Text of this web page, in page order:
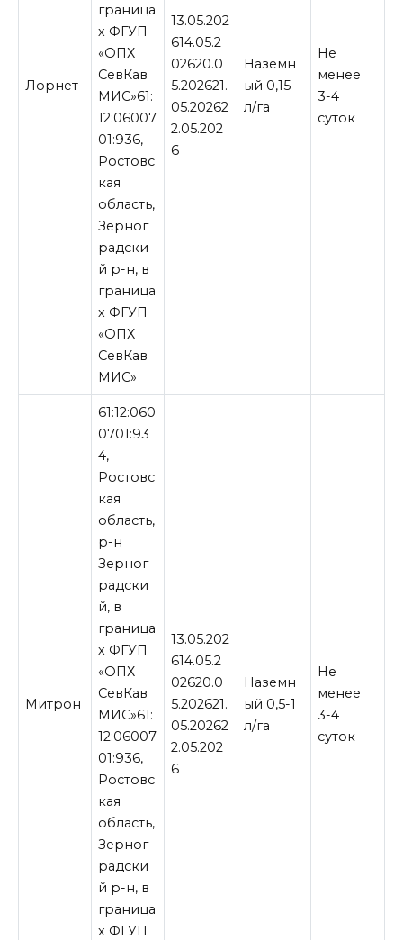
Лорнет
граница
х ФГУП
«ОПХ
СевКав
МИС»61:
12:06007
01:936,
Ростовс
кая
область,
Зерног
радски
й р-н, в
граница
х ФГУП
«ОПХ
СевКав
МИС»
13.05.202
614.05.2
02620.0
5.202621.
05.20262
2.05.202
6
Наземн
ый 0,15
л/га
Не
менее
3-4
суток
Митрон
61:12:060
0701:93
4,
Ростовс
кая
область,
р-н
Зерног
радски
й, в
граница
х ФГУП
«ОПХ
СевКав
МИС»61:
12:06007
01:936,
Ростовс
кая
область,
Зерног
радски
й р-н, в
граница
х ФГУП
13.05.202
614.05.2
02620.0
5.202621.
05.20262
2.05.202
6
Наземн
ый 0,5-1
л/га
Не
менее
3-4
суток